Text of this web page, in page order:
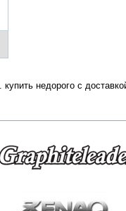
недорого с